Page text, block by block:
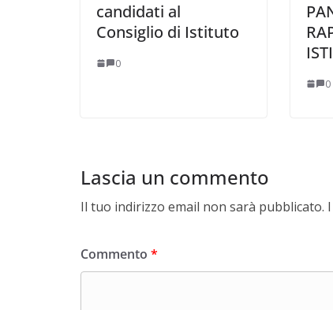
candidati al
Consiglio di Istituto
0
0
Lascia un commento
Il tuo indirizzo email non sarà pubblicato.
Commento *